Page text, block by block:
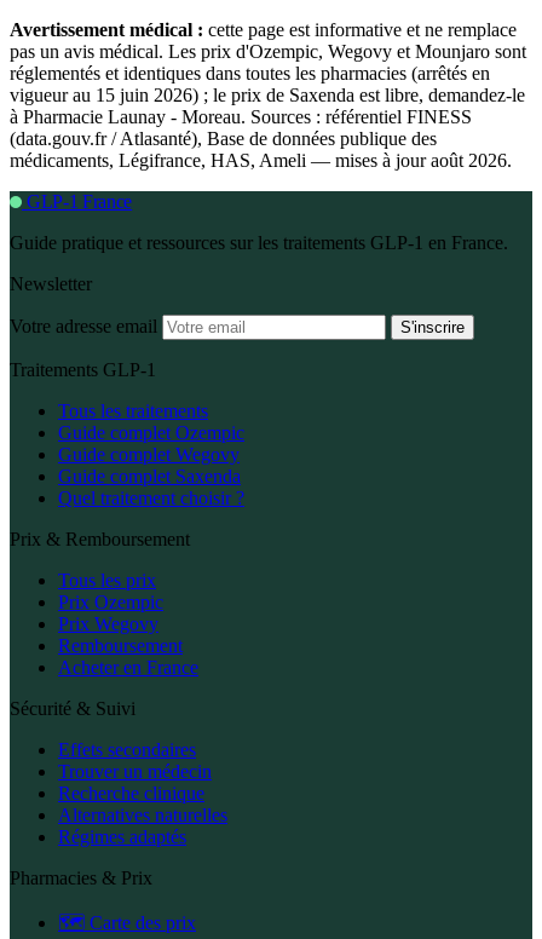
Avertissement médical : cette page est informative et ne remplace
pas un avis médical. Les prix d'Ozempic, Wegovy et Mounjaro sont
réglementés et identiques dans toutes les pharmacies (arrêtés en
vigueur au 15 juin 2026) ; le prix de Saxenda est libre, demandez-le
à Pharmacie Launay - Moreau. Sources : référentiel FINESS
(data.gouv.fr / Atlasanté), Base de données publique des
médicaments, Légifrance, HAS, Ameli — mises à jour août 2026.
GLP-1 France
Guide pratique et ressources sur les traitements GLP-1 en France.
Newsletter
Votre adresse email S'inscrire
Traitements GLP-1
Tous les traitements
Guide complet Ozempic
Guide complet Wegovy
Guide complet Saxenda
Quel traitement choisir ?
Prix & Remboursement
Tous les prix
Prix Ozempic
Prix Wegovy
Remboursement
Acheter en France
Sécurité & Suivi
Effets secondaires
Trouver un médecin
Recherche clinique
Alternatives naturelles
Régimes adaptés
Pharmacies & Prix
🗺️ Carte des prix